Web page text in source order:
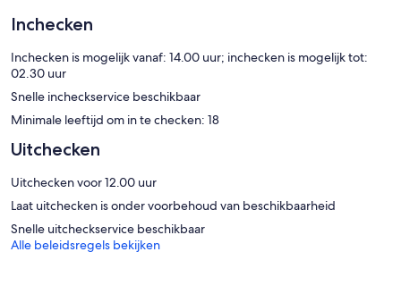
3 sterren hebben kitchenettes met een koelkast, een kookplaat en
kookgerei, borden en bestek. Elke badkamer is uitgerust met een
bad met een diep bad en een bidet.
In dit aparthotel in Monastir is wifi gratis. Alle kamers zijn voorzien
strijkplank/strijkijzer zijn op verzoek beschikbaar. ´s Avonds wordt
een turndownservice aangeboden en een huishoudservice is
dagelijks beschikbaar.
4 outdoor tennisbanen en een aanlegplaats. Overige recreatieve
voorzieningen zijn onder andere fitnessfaciliteiten.
De onderstaande recreatieve activiteiten vind je ter plaatse of in de
directe omgeving. Mogelijk zijn toeslagen van toepassing.
Inchecken
Inchecken is mogelijk vanaf: 14.00 uur; inchecken is mogelijk tot:
02.30 uur
Snelle incheckservice beschikbaar
Minimale leeftijd om in te checken: 18
Uitchecken
Uitchecken voor 12.00 uur
Laat uitchecken is onder voorbehoud van beschikbaarheid
Snelle uitcheckservice beschikbaar
Alle beleidsregels bekijken